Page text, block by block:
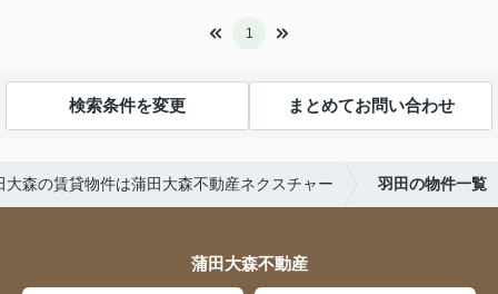
1
検索条件を変更 まとめてお問い合わせ
大森の賃貸物件は蒲田大森不動産ネクスチャー 羽田の物件一覧
蒲田大森不動産